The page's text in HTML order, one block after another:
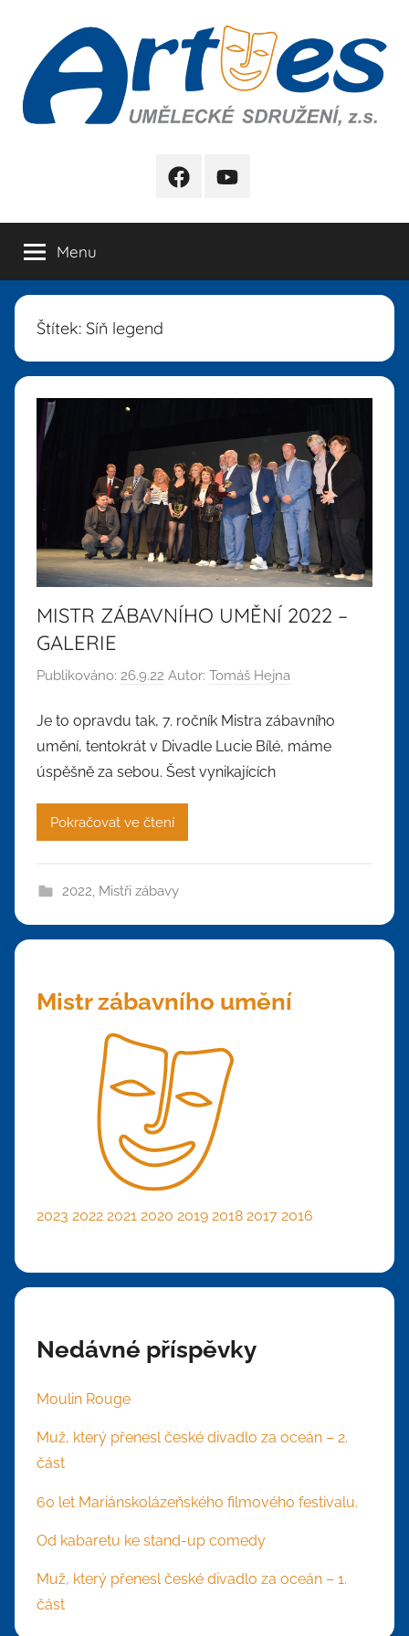
obsahu
FB YB
Menu
Štítek: Síň legend
MISTR ZÁBAVNÍHO UMĚNÍ 2022 –
GALERIE
Publikováno: 26.9.22 Autor: Tomáš Hejna
Je to opravdu tak, 7. ročník Mistra zábavního
umění, tentokrát v Divadle Lucie Bílé, máme
úspěšně za sebou. Šest vynikajících
Pokračovat ve čtení
2022, Mistři zábavy
Mistr zábavního umění
2023 2022 2021 2020 2019 2018 2017 2016
Nedávné příspěvky
Moulin Rouge
Muž, který přenesl české divadlo za oceán – 2.
část
60 let Mariánskolázeňského filmového festivalu.
Od kabaretu ke stand-up comedy
Muž, který přenesl české divadlo za oceán – 1.
část